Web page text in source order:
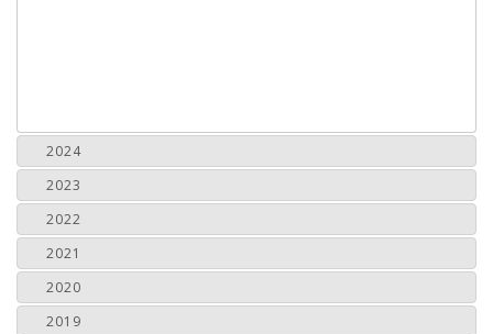
2024
2023
2022
2021
2020
2019